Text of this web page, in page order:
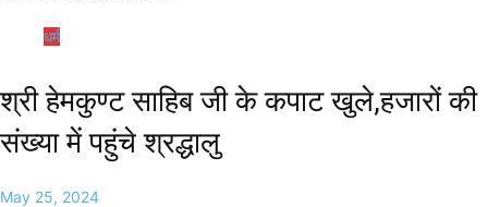
धर्म
श्री हेमकुण्ट साहिब जी के कपाट खुले,हजारों की
संख्या में पहुंचे श्रद्धालु
May 25, 2024